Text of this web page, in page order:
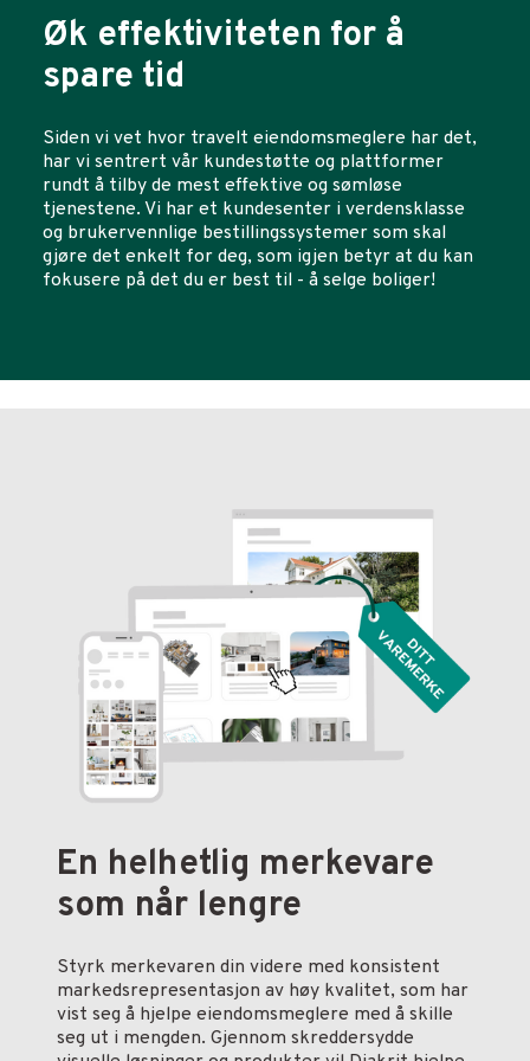
Øk effektiviteten for å
spare tid
Siden vi vet hvor travelt eiendomsmeglere har det,
har vi sentrert vår kundestøtte og plattformer
rundt å tilby de mest effektive og sømløse
tjenestene. Vi har et kundesenter i verdensklasse
og brukervennlige bestillingssystemer som skal
gjøre det enkelt for deg, som igjen betyr at du kan
fokusere på det du er best til - å selge boliger!
En helhetlig merkevare
som når lengre
Styrk merkevaren din videre med konsistent
markedsrepresentasjon av høy kvalitet, som har
vist seg å hjelpe eiendomsmeglere med å skille
seg ut i mengden. Gjennom skreddersydde